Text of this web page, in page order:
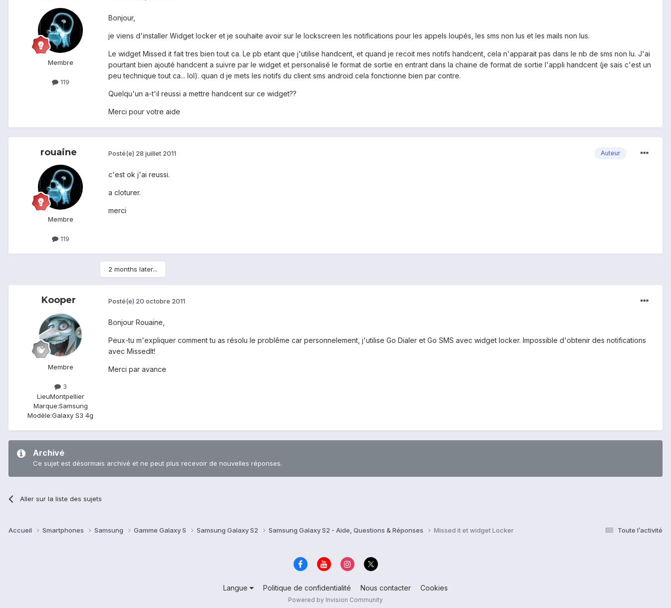
Membre
119
Bonjour,
je viens d'installer Widget locker et je souhaite avoir sur le lockscreen les notifications pour les appels loupés, les sms non lus et les mails non lus.
Le widget Missed it fait tres bien tout ca. Le pb etant que j'utilise handcent, et quand je recoit mes notifs handcent, cela n'apparait pas dans le nb de sms non lu. J'ai
pourtant bien ajouté handcent a suivre par le widget et personalisé le format de sortie en entrant dans la chaine de format de sortie l'appli handcent (je sais c'est un
peu technique tout ca... lol). quan d je mets les notifs du client sms android cela fonctionne bien par contre.
Quelqu'un a-t'il reussi a mettre handcent sur ce widget??
Merci pour votre aide
rouaine
Membre
119
Auteur
Posté(e) 28 juillet 2011
c'est ok j'ai reussi.
a cloturer.
merci
2 months later...
Kooper
Membre
3
LieuMontpellier
Marque:Samsung
Modèle:Galaxy S3 4g
Posté(e) 20 octobre 2011
Bonjour Rouaine,
Peux-tu m'expliquer comment tu as résolu le problême car personnelement, j'utilise Go Dialer et Go SMS avec widget locker. Impossible d'obtenir des notifications
avec MissedIt!
Merci par avance
Archivé
Ce sujet est désormais archivé et ne peut plus recevoir de nouvelles réponses.
Aller sur la liste des sujets
Toute l’activité
Accueil Smartphones Samsung Gamme Galaxy S Samsung Galaxy S2 Samsung Galaxy S2 - Aide, Questions & Réponses Missed it et widget Locker
Langue Politique de confidentialité Nous contacter Cookies
Powered by Invision Community